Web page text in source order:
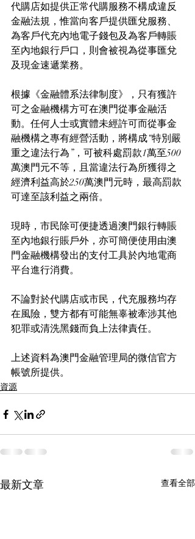
代購店如提供正常代購服務不構成違反
金融法規，惟當向客戶提供匯兌服務、
為客戶代充內地電子錢包及為客戶轉賬
至內地銀行戶口，則會被視為從事匯兌
及現金速遞業務。
根據《金融體系法律制度》，只有獲許
可之金融機構方可在澳門從事金融活
動。任何人士或實體未經許可而從事金
融機構之專有經營活動，將構成“特別嚴
重之違法行為”，可被科處罰款1萬至500
萬澳門元不等，且當違法行為所獲得之
經濟利益高於250萬澳門元時，最高罰款
可達至該利益之兩倍。
現時，市民除可便捷透過澳門銀行轉賬
至內地銀行賬戶外，亦可簡便使用由澳
門金融機構發出的支付工具於內地電商
平台進行消費。
不論對於代購店或市民，代充服務均存
在風險，雙方都有可能無辜被牽涉其他
犯罪或清洗黑錢而負上法律責任。
上述資料為澳門金融管理局的微信官方
帳號所提供。
資源
最新文章 查看全部